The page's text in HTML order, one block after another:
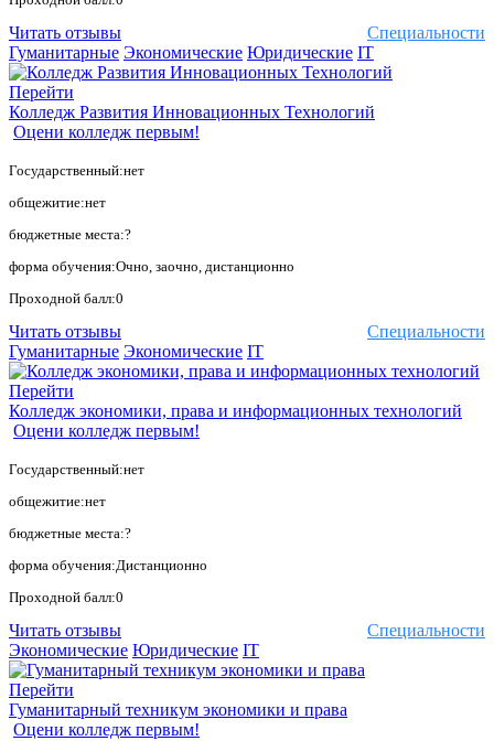
Специальности
Читать отзывы
Гуманитарные Экономические Юридические IT
Перейти
Колледж Развития Инновационных Технологий
Оцени колледж первым!
Государственный:нет
общежитие:нет
бюджетные места:?
форма обучения:Очно, заочно, дистанционно
Проходной балл:0
Специальности
Читать отзывы
Гуманитарные Экономические IT
Перейти
Колледж экономики, права и информационных технологий
Оцени колледж первым!
Государственный:нет
общежитие:нет
бюджетные места:?
форма обучения:Дистанционно
Проходной балл:0
Специальности
Читать отзывы
Экономические Юридические IT
Перейти
Гуманитарный техникум экономики и права
Оцени колледж первым!